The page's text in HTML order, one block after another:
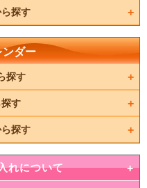
探す
ンダー
探す
す
探す
れについて